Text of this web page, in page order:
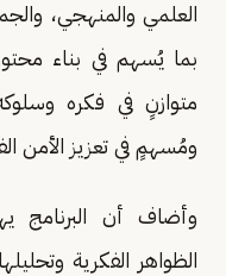
العلمي والمنهجي،
بما يُسهم في بناء
متوازنٍ في فكره
ومُسهمٍ في تعزيز الأمن
وأضاف أن البرنامج
الظواهر الفكرية